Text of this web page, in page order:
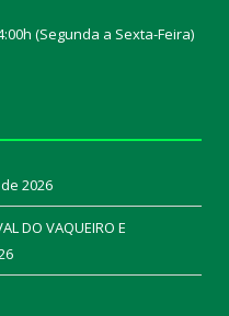
(Segunda a Sexta-Feira)
2026
DO VAQUEIRO E